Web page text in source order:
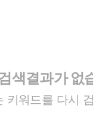
색결과가 없
키워드를 다시